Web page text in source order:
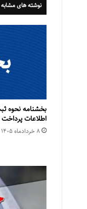
نوشته های مشابه
بخشنامه نحوه
اطلاعات پرداخت
۸ خرداد‌ماه ۱۴۰۵